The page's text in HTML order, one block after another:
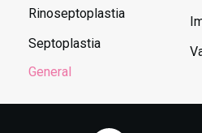
Rinoseptoplastia
Septoplastia
General